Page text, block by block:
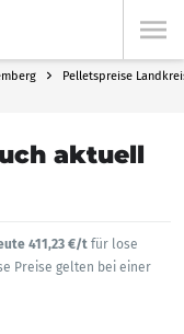
Pelletspreise
aktuell
411,23 €/t für lose
Preise gelten bei einer